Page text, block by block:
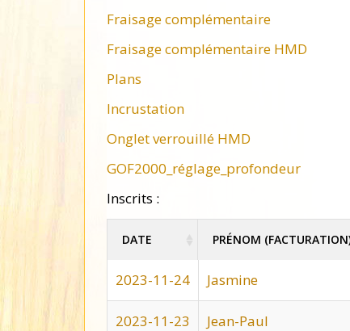
Fraisage complémentaire
Fraisage complémentaire HMD
Plans
Incrustation
Onglet verrouillé HMD
GOF2000_réglage_profondeur
Inscrits :
DATE PRÉNOM
DATE PRÉNOM (FACTURATION)
2023-11-24 Jasmine
2023-11-23 Jean-Paul